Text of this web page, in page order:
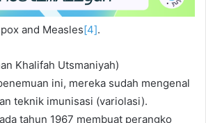
and Measles[4].
Khalifah Utsmaniyah)
ini, mereka sudah mengenal
teknik imunisasi (variolasi).
tahun 1967 membuat perangko